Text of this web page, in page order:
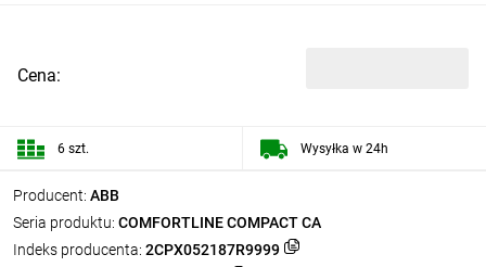
Producent: ABB
Seria produktu: COMFORTLINE COMPACT CA
Indeks producenta: 2CPX052187R9999
Cena:
6 szt. Wysyłka w 24h